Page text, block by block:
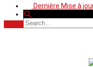
Dernière Mise à
Dernière Mise